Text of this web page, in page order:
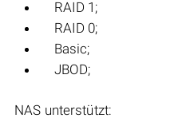
RAID 1;
RAID 0;
Basic;
JBOD;
NAS unterstützt: